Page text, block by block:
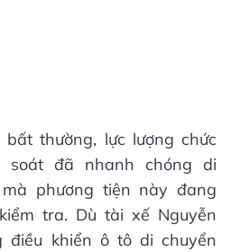
thường, lực lượng chức
soát đã nhanh chóng di
phương tiện này đang
tra. Dù tài xế Nguyễn
điều khiển ô tô di chuyển